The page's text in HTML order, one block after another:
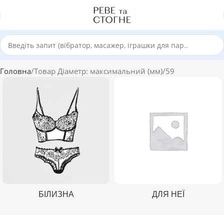
Головна Товар Діаметр: максимальний (мм) 59
БІЛИЗНА ДЛЯ НЕЇ